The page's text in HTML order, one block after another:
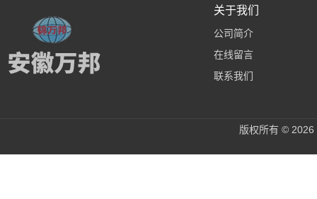
关于我们
公司简介
在线留言
联系我们
版权所有 ©